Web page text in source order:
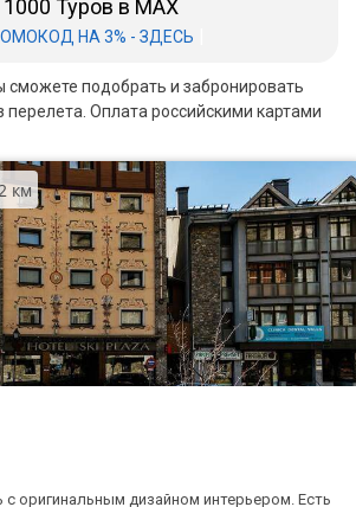
1000 Туров в MAX
НА 3% - ЗДЕСЬ
сможете подобрать и забронировать
перелета. Оплата российскими картами
км
с оригинальным дизайном интерьером. Есть